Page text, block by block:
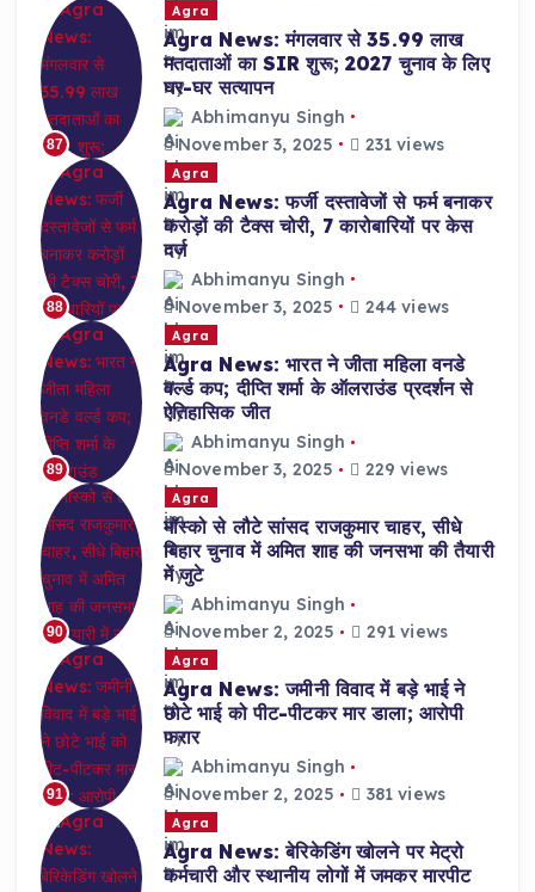
87
Agra
Agra News: मंगलवार से 35.99 लाख
मतदाताओं का SIR शुरू; 2027 चुनाव के लिए
घर-घर सत्यापन
Abhimanyu Singh
November 3, 2025
231 views
88
Agra
Agra News: फर्जी दस्तावेजों से फर्म बनाकर
करोड़ों की टैक्स चोरी, 7 कारोबारियों पर केस
दर्ज
Abhimanyu Singh
November 3, 2025
244 views
89
Agra
Agra News: भारत ने जीता महिला वनडे
वर्ल्ड कप; दीप्ति शर्मा के ऑलराउंड प्रदर्शन से
ऐतिहासिक जीत
Abhimanyu Singh
November 3, 2025
229 views
90
Agra
मॉस्को से लौटे सांसद राजकुमार चाहर, सीधे
बिहार चुनाव में अमित शाह की जनसभा की तैयारी
में जुटे
Abhimanyu Singh
November 2, 2025
291 views
91
Agra
Agra News: जमीनी विवाद में बड़े भाई ने
छोटे भाई को पीट-पीटकर मार डाला; आरोपी
फरार
Abhimanyu Singh
November 2, 2025
381 views
Agra
Agra News: बेरिकेडिंग खोलने पर मेट्रो
कर्मचारी और स्थानीय लोगों में जमकर मारपीट